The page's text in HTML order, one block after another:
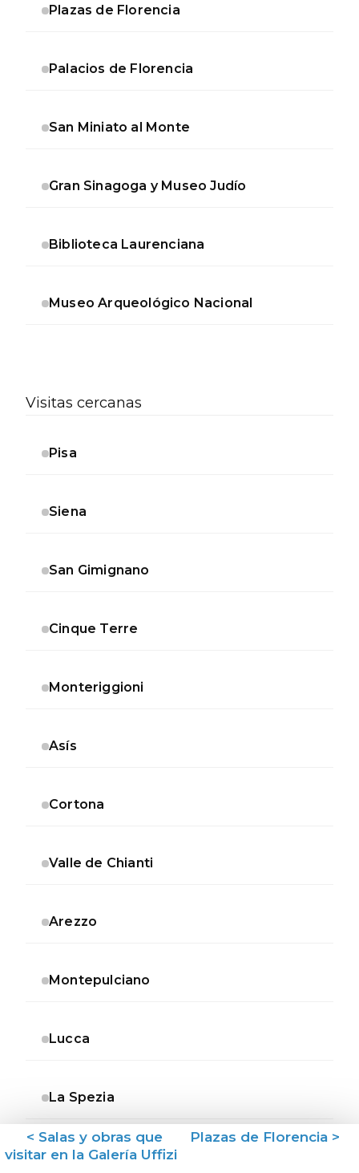
< Salas y obras que
visitar en la Galería Uffizi
Plazas de Florencia >
Plazas de Florencia
Palacios de Florencia
San Miniato al Monte
Gran Sinagoga y Museo Judío
Biblioteca Laurenciana
Museo Arqueológico Nacional
Visitas cercanas
Pisa
Siena
San Gimignano
Cinque Terre
Monteriggioni
Asís
Cortona
Valle de Chianti
Arezzo
Montepulciano
Lucca
La Spezia
Termas de Saturnia